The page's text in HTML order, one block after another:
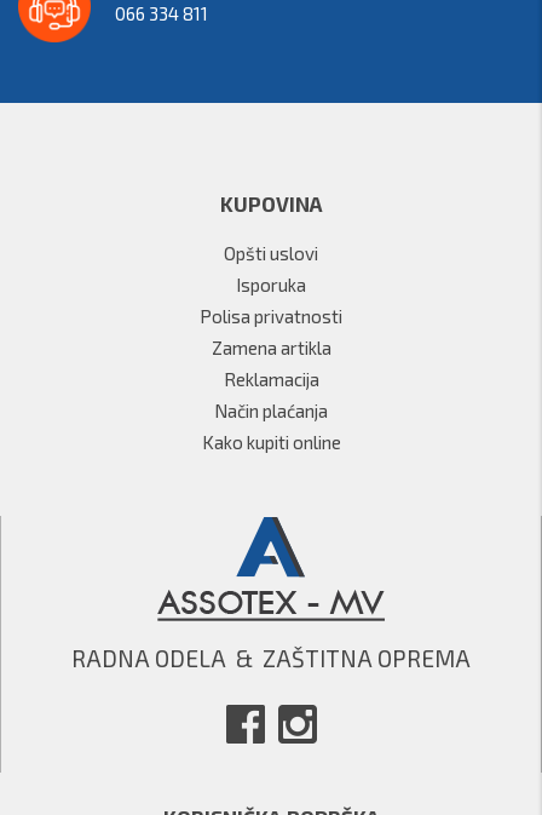
066 334 811
KUPOVINA
Opšti uslovi
Isporuka
Polisa privatnosti
Zamena artikla
Reklamacija
Način plaćanja
Kako kupiti online
RADNA ODELA  &  ZAŠTITNA OPREMA